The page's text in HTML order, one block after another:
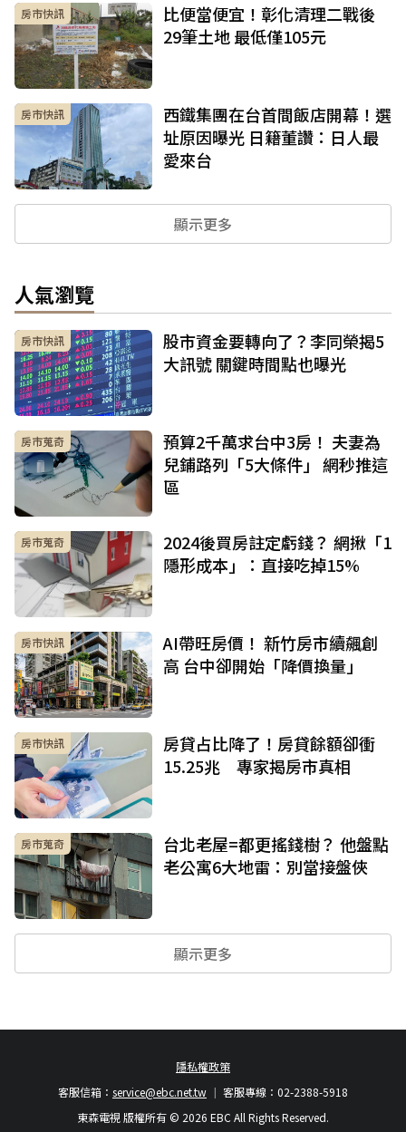
房市快訊
比便當便宜！彰化清理二戰後
29筆土地 最低僅105元
房市快訊
西鐵集團在台首間飯店開幕！選
址原因曝光 日籍董讚：日人最
愛來台
顯示更多
人氣瀏覽
房市快訊
股市資金要轉向了？李同榮揭5
大訊號 關鍵時間點也曝光
房市蒐奇
預算2千萬求台中3房！ 夫妻為
兒鋪路列「5大條件」 網秒推這
區
房市蒐奇
2024後買房註定虧錢？ 網揪「1
隱形成本」：直接吃掉15%
房市快訊
AI帶旺房價！ 新竹房市續飆創
高 台中卻開始「降價換量」
房市快訊
房貸占比降了！房貸餘額卻衝
15.25兆 專家揭房市真相
房市蒐奇
台北老屋=都更搖錢樹？ 他盤點
老公寓6大地雷：別當接盤俠
顯示更多
隱私權政策
客服專線：02-2388-5918
客服信箱： service@ebc.net.tw
東森電視 版權所有 © 2026 EBC All Rights Reserved.